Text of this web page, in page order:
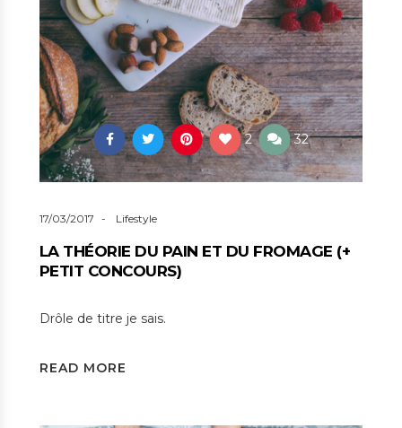
2 32
17/03/2017 Lifestyle
LA THÉORIE DU PAIN ET DU FROMAGE (+
PETIT CONCOURS)
Drôle de titre je sais.
READ MORE